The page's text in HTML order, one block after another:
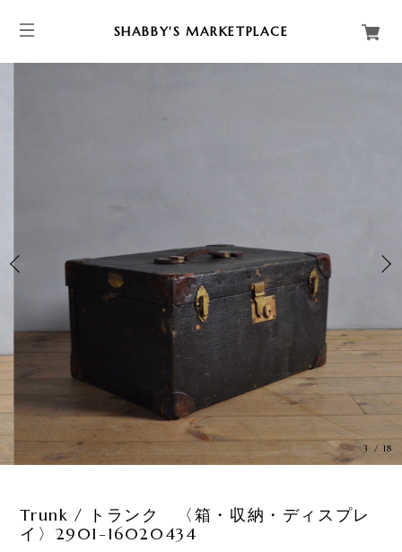
SHABBY'S MARKETPLACE
3 / 18
Trunk / トランク 〈箱・収納・ディスプレ
イ〉2901-16020434